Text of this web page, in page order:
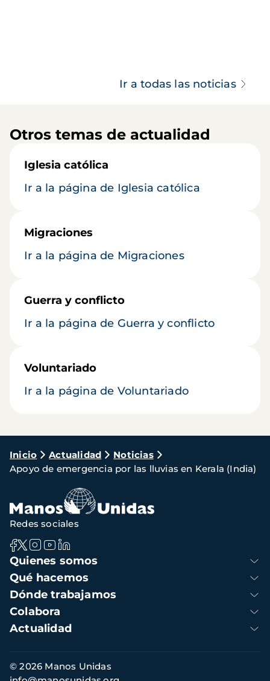
Ir a todas las noticias
Otros temas de actualidad
Iglesia católica
Ir a la página de Iglesia católica
Migraciones
Ir a la página de Migraciones
Guerra y conflicto
Ir a la página de Guerra y conflicto
Voluntariado
Ir a la página de Voluntariado
Ruta
de
navegación
Inicio Actualidad
Noticias
Apoyo de emergencia por las lluvias en Kerala (India)
Navegación
principal
Quienes somos
Qué hacemos
Dónde trabajamos
Colabora
Actualidad
Redes sociales
Información
de
© 2026 Manos Unidas